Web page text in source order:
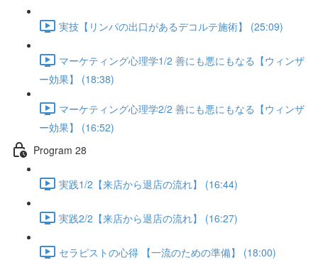
実技【リンパの出口があるデコルテ施術】 (25:09)
マーケティング心理学1/2 善にも悪にもなる【ウィンザ
ー効果】 (18:38)
マーケティング心理学2/2 善にも悪にもなる【ウィンザ
ー効果】 (16:52)
Program 28
実践1/2【来店から退店の流れ】 (16:44)
実践2/2【来店から退店の流れ】 (16:27)
セラピストの心得 【一流のための準備】 (18:00)